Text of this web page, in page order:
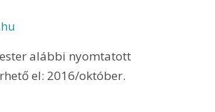
alábbi nyomtatott
el: 2016/október.